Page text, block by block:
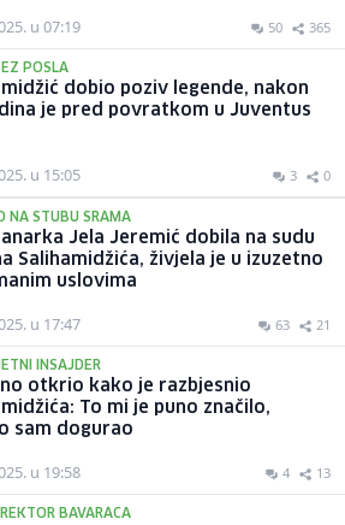
u 07:19 50 365
POSLA
dobio poziv legende, nakon
je pred povratkom u Juventus
u 15:05 3 0
NA STUBU SRAMA
Jela Jeremić dobila na sudu
Salihamidžića, živjela je u izuzetno
uslovima
u 17:47 63 21
INSAJDER
otkrio kako je razbjesnio
To mi je puno značilo,
sam dogurao
u 19:58 4 13
BAVARACA